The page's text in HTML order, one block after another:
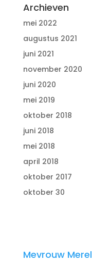
Archieven
mei 2022
augustus 2021
juni 2021
november 2020
juni 2020
mei 2019
oktober 2018
juni 2018
mei 2018
april 2018
oktober 2017
oktober 30
Mevrouw Merel